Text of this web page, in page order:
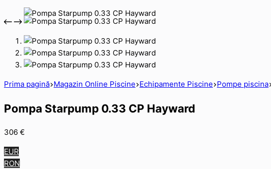
Prima pagină Magazin Online Piscine Echipamente Piscine Pompe piscina
Pompa Starpump 0.33 CP Hayward
306 €
EUR
RON